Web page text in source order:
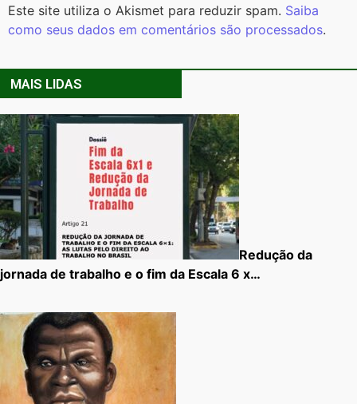
Este site utiliza o Akismet para reduzir spam. Saiba
como seus dados em comentários são processados.
MAIS LIDAS
Redução da
jornada de trabalho e o fim da Escala 6 x…